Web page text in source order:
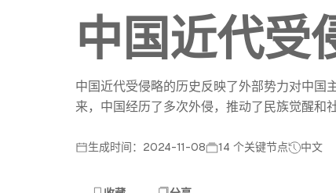
中国近代受
中国近代受侵略的历史反映了外部势力对中国
来，中国经历了多次外侵，推动了民族觉醒和
生成时间：2024-11-08 14 个关键节点 中文